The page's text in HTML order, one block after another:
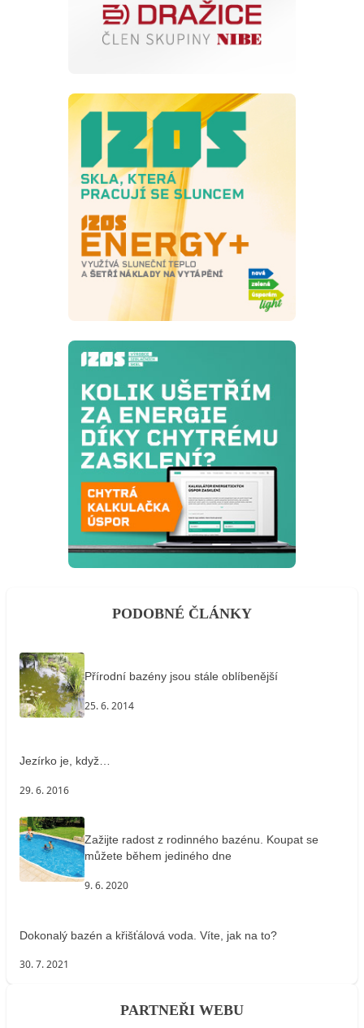
PODOBNÉ ČLÁNKY
Přírodní bazény jsou stále oblíbenější
25. 6. 2014
Jezírko je, když…
29. 6. 2016
Zažijte radost z rodinného bazénu. Koupat se
můžete během jediného dne
9. 6. 2020
Dokonalý bazén a křišťálová voda. Víte, jak na to?
30. 7. 2021
PARTNEŘI WEBU